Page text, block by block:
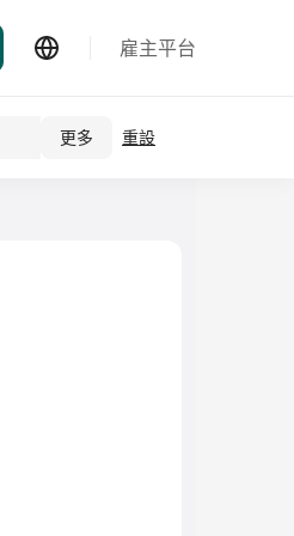
雇主平台
更多 重設